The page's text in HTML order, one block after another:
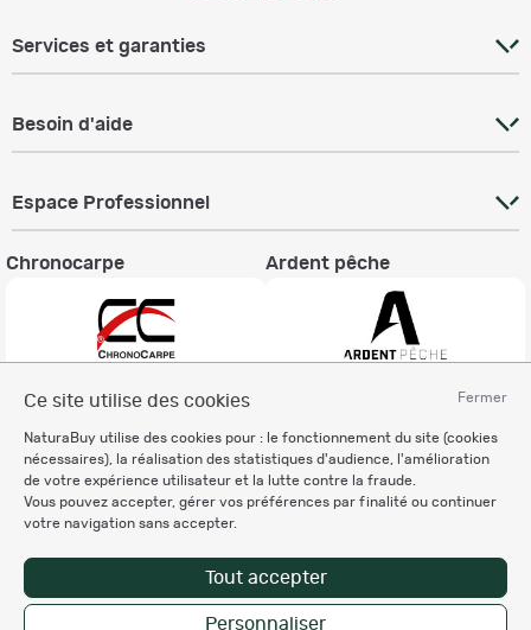
Fermer
Ce site utilise des cookies
NaturaBuy utilise des cookies pour : le fonctionnement du site (cookies
nécessaires), la réalisation des statistiques d'audience, l'amélioration
de votre expérience utilisateur et la lutte contre la fraude.
Vous pouvez accepter, gérer vos préférences par finalité ou continuer
votre navigation sans accepter.
Tout accepter
Personnaliser
Services et garanties
Besoin d'aide
Espace Professionnel
Chronocarpe Ardent pêche
Charte éthique
Mentions légales
Règlement & Conditions d'utilisation
Politique de protection
des données personnelles
Personnalisation des cookies